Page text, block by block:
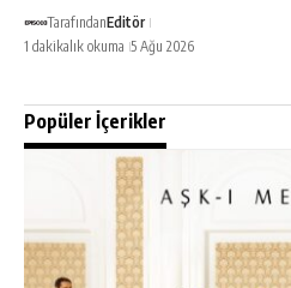
TarafındanEditör
1 dakikalık okuma 5 Ağu 2026
Popüler İçerikler